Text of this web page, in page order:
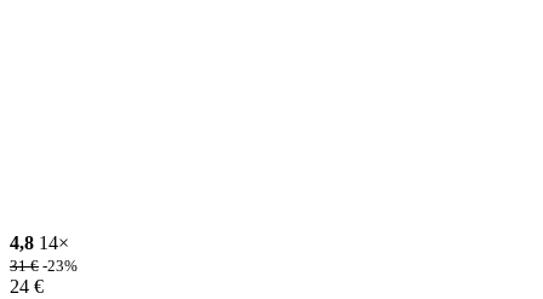
4,8 14×
31€ -23%
24 €